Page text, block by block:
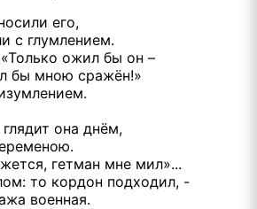
его,
с глумлением.
ожил бы он –
бы мною сражён!»
она днём,
гетман мне мил»...
то кoрдон подходил, -
военная.